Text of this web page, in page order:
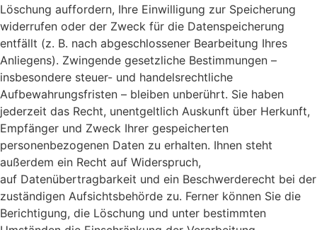
Löschung auffordern, Ihre Einwilligung zur Speicherung
widerrufen oder der Zweck für die Datenspeicherung
entfällt (z. B. nach abgeschlossener Bearbeitung Ihres
Anliegens). Zwingende gesetzliche Bestimmungen –
insbesondere steuer- und handelsrechtliche
Aufbewahrungsfristen – bleiben unberührt. Sie haben
jederzeit das Recht, unentgeltlich Auskunft über Herkunft,
Empfänger und Zweck Ihrer gespeicherten
personenbezogenen Daten zu erhalten. Ihnen steht
außerdem ein Recht auf Widerspruch,
auf Datenübertragbarkeit und ein Beschwerderecht bei der
zuständigen Aufsichtsbehörde zu. Ferner können Sie die
Berichtigung, die Löschung und unter bestimmten